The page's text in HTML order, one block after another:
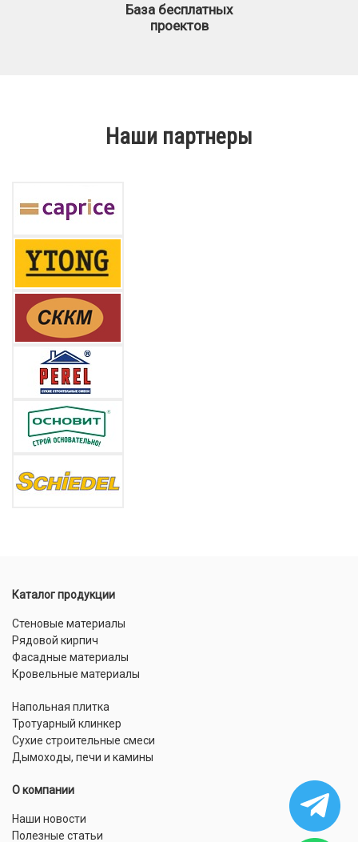
База бесплатных
проектов
Наши партнеры
Каталог продукции
Стеновые материалы
Рядовой кирпич
Фасадные материалы
Кровельные материалы
Напольная плитка
Тротуарный клинкер
Сухие строительные смеси
Дымоходы, печи и камины
О компании
Наши новости
Полезные статьи